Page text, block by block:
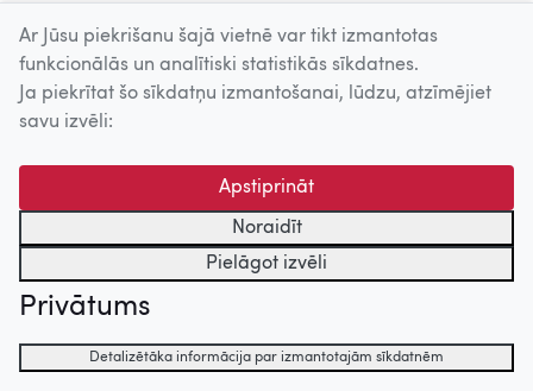
Ar Jūsu piekrišanu šajā vietnē var tikt izmantotas
funkcionālās un analītiski statistikās sīkdatnes.
Ja piekrītat šo sīkdatņu izmantošanai, lūdzu, atzīmējiet
savu izvēli:
Apstiprināt
Noraidīt
Pielāgot izvēli
Privātums
Detalizētāka informācija par izmantotajām sīkdatnēm